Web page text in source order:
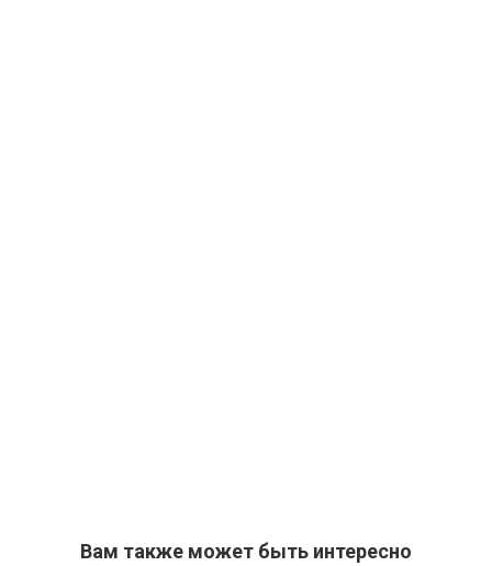
Вам также может быть интересно